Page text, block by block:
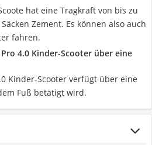
hat eine Tragkraft von bis zu
Zement. Es können also auch
fahren.
4.0 Kinder-Scooter über eine
Kinder-Scooter verfügt über eine
Fuß betätigt wird.